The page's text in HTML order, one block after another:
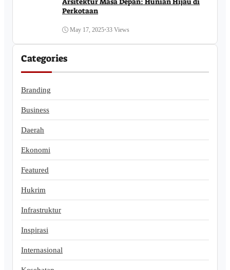
Perkotaan
May 17, 2025•33 Views
Categories
Branding
Business
Daerah
Ekonomi
Featured
Hukrim
Infrastruktur
Inspirasi
Internasional